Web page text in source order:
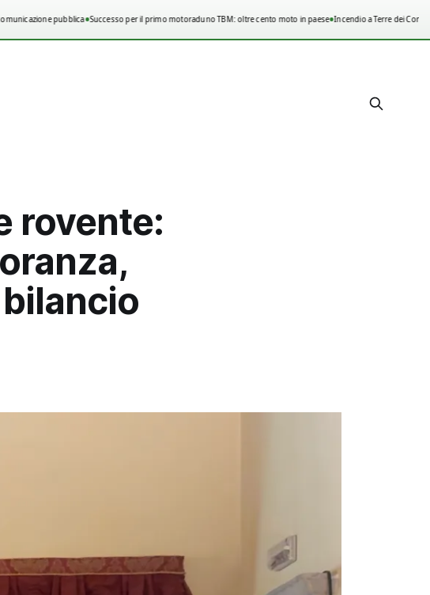
pubblica•Successo per il primo motoraduno TBM: oltre cento moto in paese•Incendio a Terre dei
rovente: